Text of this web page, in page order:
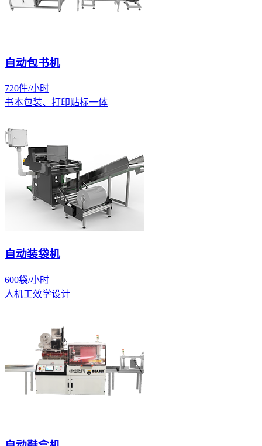
自动包书机
720件/小时
书本包装、打印贴标一体
自动装袋机
600袋/小时
人机工效学设计